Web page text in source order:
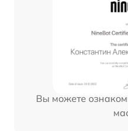
Вы можете